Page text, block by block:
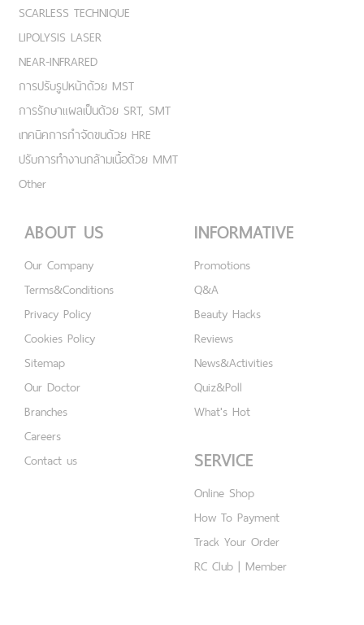
SCARLESS TECHNIQUE
LIPOLYSIS LASER
NEAR-INFRARED
การปรับรูปหน้าด้วย MST
การรักษาแผลเป็นด้วย SRT, SMT
เทคนิคการกำจัดขนด้วย HRE
ปรับการทำงานกล้ามเนื้อด้วย MMT
Other
ABOUT US
Our Company
Terms&Conditions
Privacy Policy
Cookies Policy
Sitemap
Our Doctor
Branches
Careers
Contact us
INFORMATIVE
Promotions
Q&A
Beauty Hacks
Reviews
News&Activities
Quiz&Poll
What's Hot
SERVICE
Online Shop
How To Payment
Track Your Order
RC Club | Member